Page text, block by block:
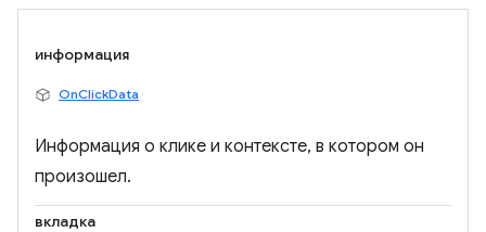
информация
OnClickData
Информация о клике и контексте, в котором он
произошел.
вкладка